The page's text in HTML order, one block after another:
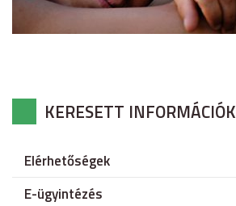
KERESETT INFORMÁCIÓK
Elérhetőségek
E-ügyintézés